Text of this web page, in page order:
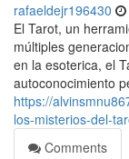
rafaeldejr196430
El Tarot, un
múltiples
en la esoterica, el
autoconocimiento
https://
los-misterios-del-
Comments